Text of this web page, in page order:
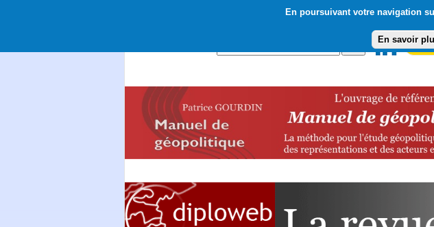
En poursuivant votre navigation
En savoir